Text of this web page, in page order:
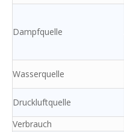
Dampfquelle
Wasserquelle
Druckluftquelle
Verbrauch